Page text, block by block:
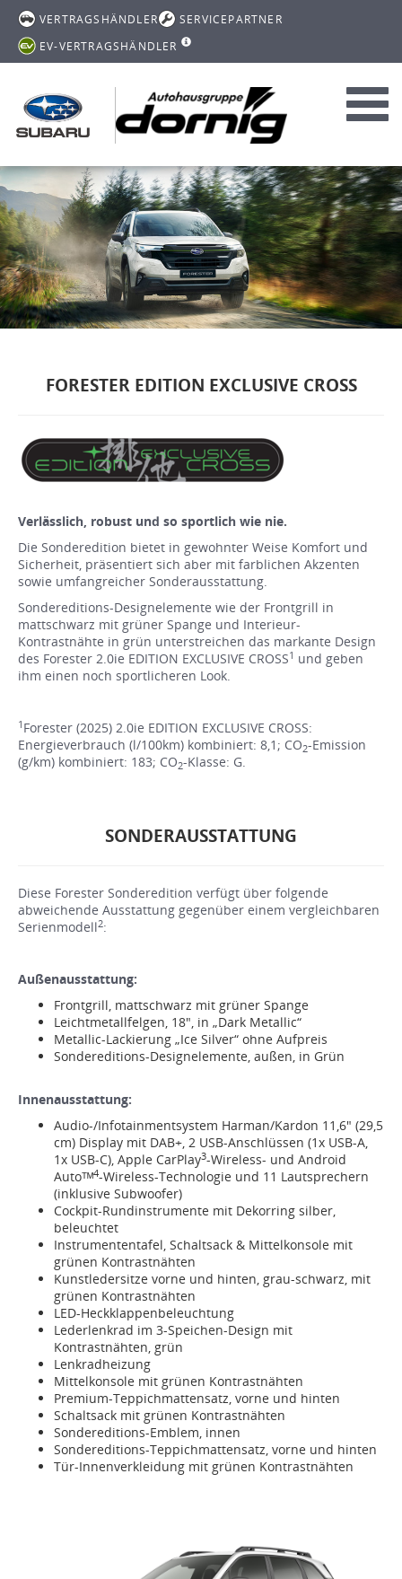
VERTRAGSHÄNDLER
SERVICEPARTNER
EV-VERTRAGSHÄNDLER
FORESTER EDITION EXCLUSIVE CROSS
Verlässlich, robust und so sportlich wie nie.
Die Sonderedition bietet in gewohnter Weise Komfort und
Sicherheit, präsentiert sich aber mit farblichen Akzenten
sowie umfangreicher Sonderausstattung.
Sondereditions-Designelemente wie der Frontgrill in
mattschwarz mit grüner Spange und Interieur-
Kontrastnähte in grün unterstreichen das markante Design
des Forester 2.0ie EDITION EXCLUSIVE CROSS1 und geben
ihm einen noch sportlicheren Look.
1 Forester (2025) 2.0ie EDITION EXCLUSIVE CROSS:
Energieverbrauch (l/100km) kombiniert: 8,1; CO2-Emission
(g/km) kombiniert: 183; CO2-Klasse: G.
SONDERAUSSTATTUNG
Diese Forester Sonderedition verfügt über folgende
abweichende Ausstattung gegenüber einem vergleichbaren
Serienmodell2:
Außenausstattung:
Frontgrill, mattschwarz mit grüner Spange
Leichtmetallfelgen, 18", in „Dark Metallic“
Metallic-Lackierung „Ice Silver“ ohne Aufpreis
Sondereditions-Designelemente, außen, in Grün
Innenausstattung:
Audio-/Infotainmentsystem Harman/Kardon 11,6" (29,5
cm) Display mit DAB+, 2 USB-Anschlüssen (1x USB-A,
1x USB-C), Apple CarPlay3-Wireless- und Android
Autoᵀᴹ4-Wireless-Technologie und 11 Lautsprechern
(inklusive Subwoofer)
Cockpit-Rundinstrumente mit Dekorring silber,
beleuchtet
Instrumententafel, Schaltsack & Mittelkonsole mit
grünen Kontrastnähten
Kunstledersitze vorne und hinten, grau-schwarz, mit
grünen Kontrastnähten
LED-Heckklappenbeleuchtung
Lederlenkrad im 3-Speichen-Design mit
Kontrastnähten, grün
Lenkradheizung
Mittelkonsole mit grünen Kontrastnähten
Premium-Teppichmattensatz, vorne und hinten
Schaltsack mit grünen Kontrastnähten
Sondereditions-Emblem, innen
Sondereditions-Teppichmattensatz, vorne und hinten
Tür-Innenverkleidung mit grünen Kontrastnähten